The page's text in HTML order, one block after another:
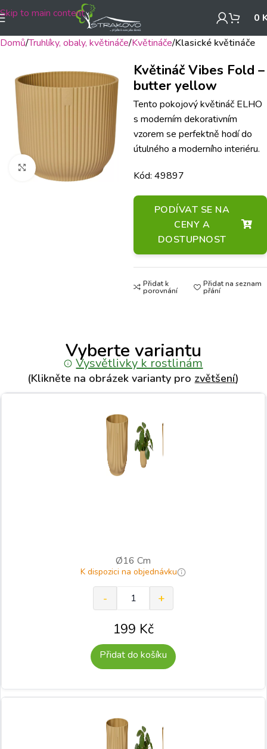
Skip to main content 0
Domů Truhlíky, obaly, květináče Květináče Klasické květináče
Klikněte pro zvětšení
Květináč Vibes Fold –
butter yellow
Tento pokojový květináč ELHO
s moderním dekorativním
vzorem se perfektně hodí do
útulného a moderního interiéru.
Kód: 49897
PODÍVAT SE NA
CENY A
DOSTUPNOST
Přidat k
porovnání
Přidat na seznam
přání
Vyberte variantu
Vysvětlivky k rostlinám
(Klikněte na obrázek varianty pro zvětšení)
Ø16 Cm
K dispozici na objednávku
199 Kč
Přidat do košíku